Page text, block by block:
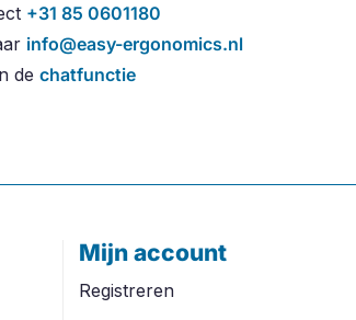
+31 85 0601180
info@easy-ergonomics.nl
de chatfunctie
Mijn account
Registreren